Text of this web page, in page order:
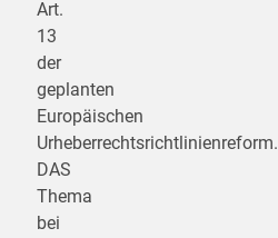
Art.
13
der
geplanten
Europäischen
Urheberrechtsrichtlinienreform.
DAS
Thema
bei